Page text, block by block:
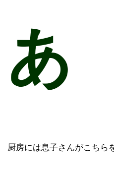
あ
厨房には息子さんがこちら